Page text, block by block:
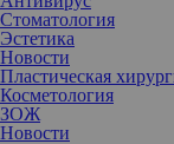
Стоматология
Эстетика
Новости
Пластическая
Косметология
ЗОЖ
Новости